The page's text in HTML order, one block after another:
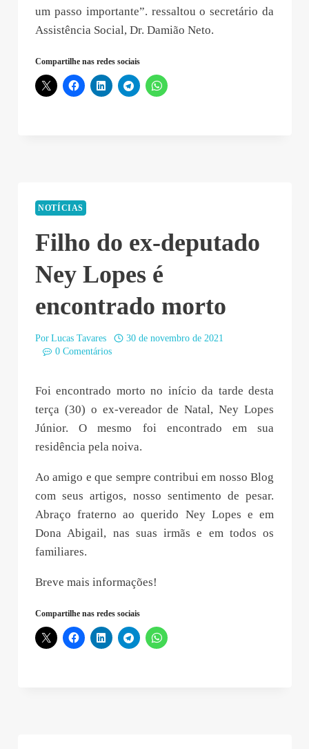
um passo importante”. ressaltou o secretário da
Assistência Social, Dr. Damião Neto.
Compartilhe nas redes sociais
NOTÍCIAS
Filho do ex-deputado
Ney Lopes é
encontrado morto
Por Lucas Tavares
30 de novembro de 2021
0 Comentários
Foi encontrado morto no início da tarde desta
terça (30) o ex-vereador de Natal, Ney Lopes
Júnior. O mesmo foi encontrado em sua
residência pela noiva.
Ao amigo e que sempre contribui em nosso Blog
com seus artigos, nosso sentimento de pesar.
Abraço fraterno ao querido Ney Lopes e em
Dona Abigail, nas suas irmãs e em todos os
familiares.
Breve mais informações!
Compartilhe nas redes sociais